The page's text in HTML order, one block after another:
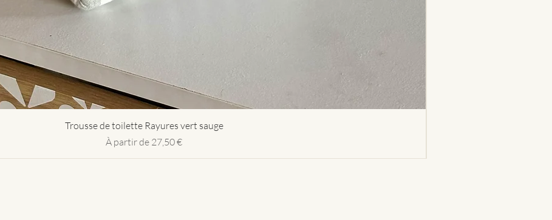
Aperçu rapide
Trousse de toilette Rayures vert sauge
À partir de 27,50 €
Prix promotionnel